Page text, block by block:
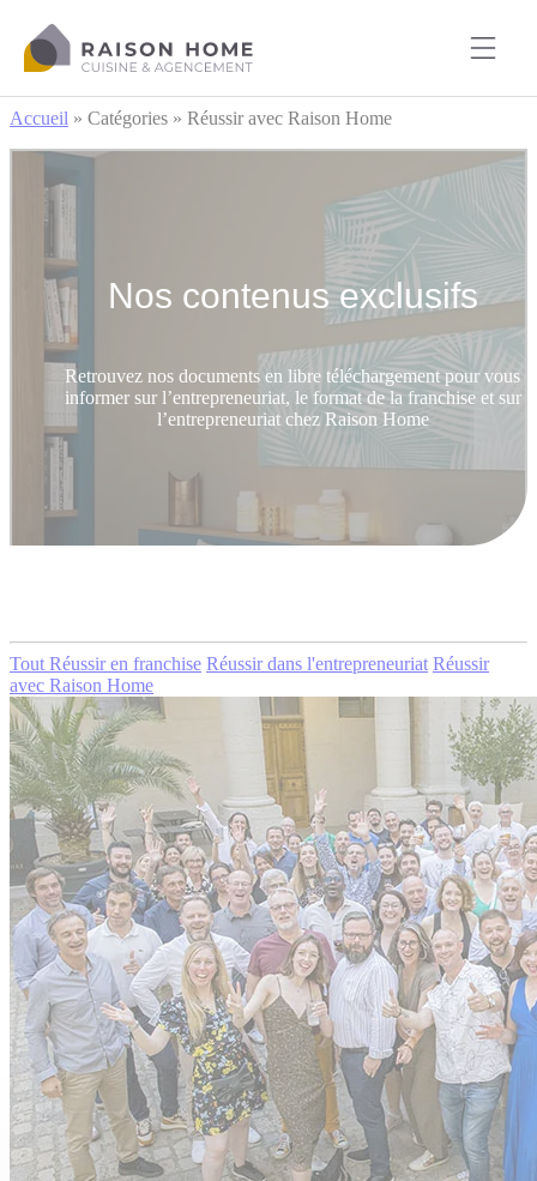
Accueil » Catégories » Réussir avec Raison Home
Nos contenus exclusifs
Retrouvez nos documents en libre téléchargement pour vous
informer sur l’entrepreneuriat, le format de la franchise et sur
l’entrepreneuriat chez Raison Home
Tout Réussir en franchise Réussir dans l'entrepreneuriat Réussir
avec Raison Home